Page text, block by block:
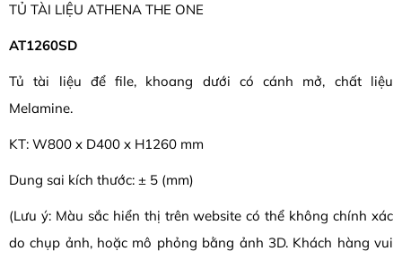
TỦ TÀI LIỆU ATHENA THE ONE
AT1260SD
Tủ tài liệu để file, khoang dưới có cánh mở, chất liệu
Melamine.
KT: W800 x D400 x H1260 mm
Dung sai kích thước: ± 5 (mm)
(Lưu ý: Màu sắc hiển thị trên website có thể không chính xác
do chụp ảnh, hoặc mô phỏng bằng ảnh 3D. Khách hàng vui